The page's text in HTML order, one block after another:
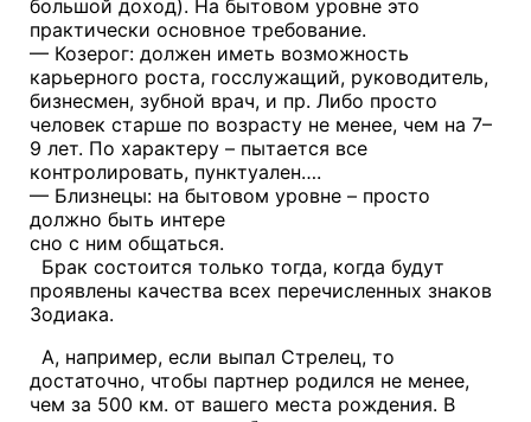
большой доход). На бытовом уровне это
практически основное требование.
— Козерог: должен иметь возможность
карьерного роста, госслужащий, руководитель,
бизнесмен, зубной врач, и пр. Либо просто
человек старше по возрасту не менее, чем на 7–
9 лет. По характеру – пытается все
контролировать, пунктуален….
— Близнецы: на бытовом уровне – просто
должно быть интере
сно с ним общаться.
Брак состоится только тогда, когда будут
проявлены качества всех перечисленных знаков
Зодиака.
А, например, если выпал Стрелец, то
достаточно, чтобы партнер родился не менее,
чем за 500 км. от вашего места рождения. В